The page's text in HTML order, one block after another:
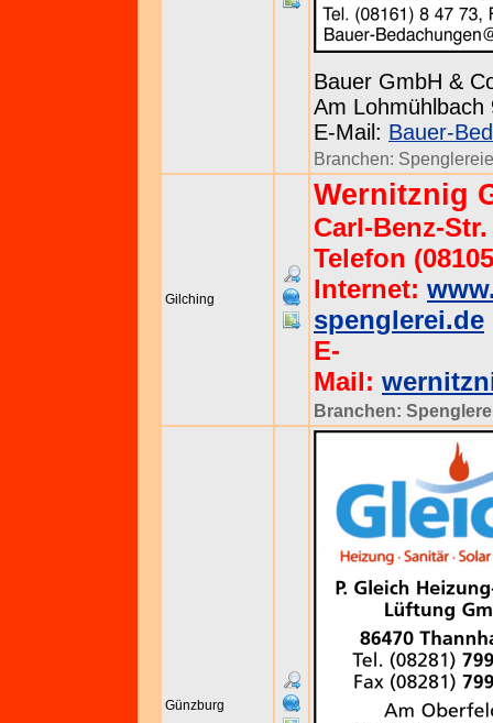
Bauer GmbH &
Am Lohmühlbach
E-Mail: Bauer-
Branchen:
Gilching
Wernitznig
Carl-Benz-
Telefon
Internet:
spenglerei.de
E-
Mail:
Branchen:
Günzburg